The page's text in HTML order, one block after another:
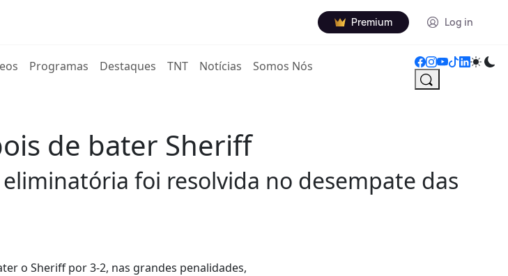
Premium Log in
Programas Destaques TNT Notícias Somos Nós
de bater Sheriff
foi resolvida no desempate das
o Sheriff por 3-2, nas grandes penalidades,